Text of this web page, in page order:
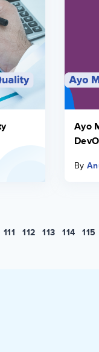
Ayo
By
111 112 113 114 115